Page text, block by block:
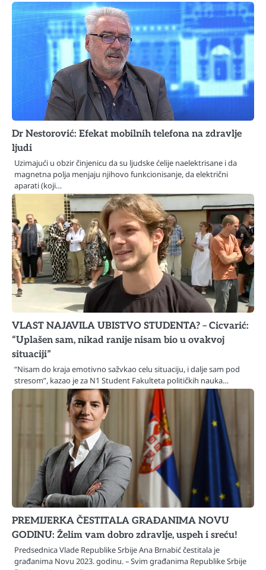
Dr Nestorović: Efekat mobilnih telefona na zdravlje
ljudi
Uzimajući u obzir činjenicu da su ljudske ćelije naelektrisane i da
magnetna polja menjaju njihovo funkcionisanje, da električni
aparati (koji…
VLAST NAJAVILA UBISTVO STUDENTA? – Cicvarić:
“Uplašen sam, nikad ranije nisam bio u ovakvoj
situaciji”
“Nisam do kraja emotivno sažvkao celu situaciju, i dalje sam pod
stresom”, kazao je za N1 Student Fakulteta političkih nauka…
PREMIJERKA ČESTITALA GRAĐANIMA NOVU
GODINU: Želim vam dobro zdravlje, uspeh i sreću!
Predsednica Vlade Republike Srbije Ana Brnabić čestitala je
građanima Novu 2023. godinu. – Svim građanima Republike Srbije